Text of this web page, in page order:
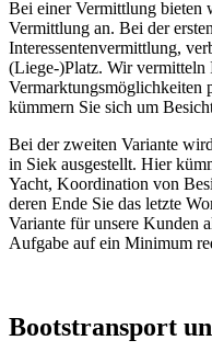
Bei einer Vermittlung bieten
Vermittlung an. Bei der
Interessentenvermittlung,
(Liege-)Platz. Wir vermitteln
Vermarktungsmöglichkeiten
kümmern Sie sich um
Bei der zweiten Variante
in Siek ausgestellt. Hier
Yacht, Koordination von
deren Ende Sie das letzte
Variante für unsere Kunden
Aufgabe auf ein Minimum
Bootstransport